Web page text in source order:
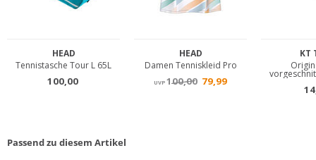
Passend zu diesem Artikel